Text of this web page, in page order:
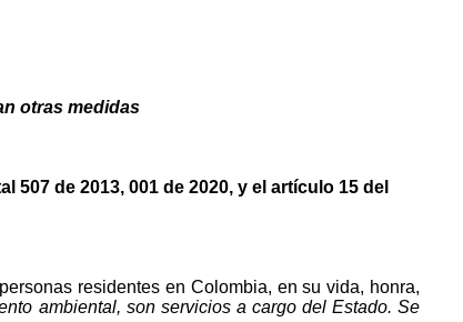
otras medidas
de 2013, 001 de 2020, y el artículo 15 del
residentes en Colombia, en su vida, honra,
ambiental, son servicios a cargo del Estado. Se